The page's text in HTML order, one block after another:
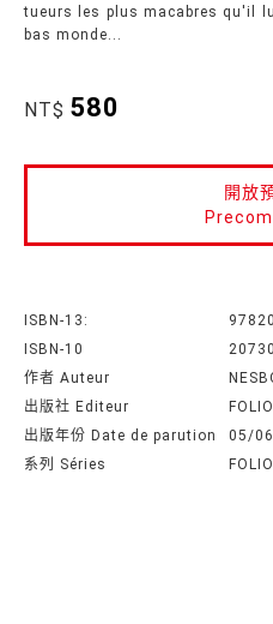
tueurs les plus macabres qu'il
bas monde...
NT$ 580
開放
ISBN-13:
ISBN-10
作者 Auteur
出版社 Editeur
FOLIO
出版年份 Date de parution
05/
系列 Séries